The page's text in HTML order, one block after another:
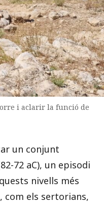
i aclarir la funció de
un conjunt
72 aC), un episodi
nivells més
com els sertorians,